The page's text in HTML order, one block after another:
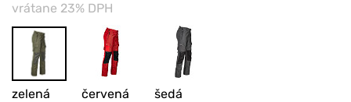
vrátane 23% DPH
zelená červená šedá